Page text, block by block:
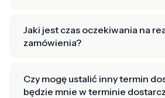
Jaki jest czas oczekiwania na
zamówienia?
Czy mogę ustalić inny termin
będzie mnie w terminie